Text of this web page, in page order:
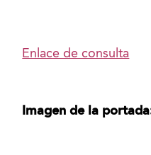
Enlace de consulta
Imagen de la